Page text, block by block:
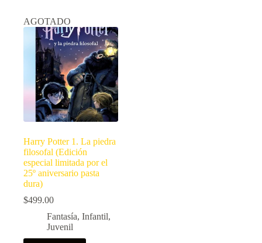
AGOTADO
Harry Potter 1. La piedra
filosofal (Edición
especial limitada por el
25º aniversario pasta
dura)
$499.00
Fantasía, Infantil,
Juvenil